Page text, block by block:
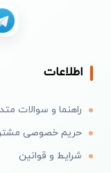
اطلاعات
راهنما و سوالات
حریم خصوصی
شرایط و قوانین